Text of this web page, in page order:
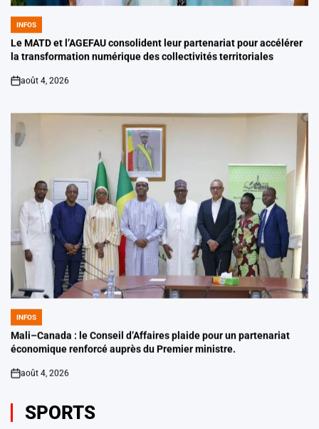
POSTED
IN
INFOS
Le MATD et l’AGEFAU consolident leur partenariat pour accélérer
la transformation numérique des collectivités territoriales
on
août 4, 2026
POSTED
IN
INFOS
Mali–Canada : le Conseil d’Affaires plaide pour un partenariat
économique renforcé auprès du Premier ministre.
on
août 4, 2026
SPORTS